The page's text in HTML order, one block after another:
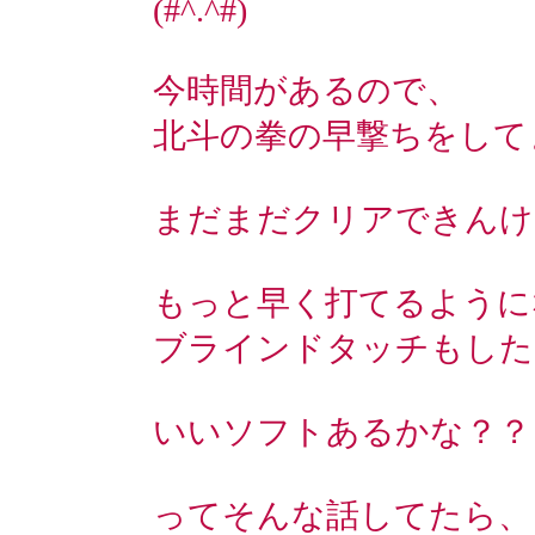
(#^.^#)
今時間があるので、
北斗の拳の早撃ちをし
まだまだクリアできん
もっと早く打てるよう
ブラインドタッチもし
いいソフトあるかな？？
ってそんな話してたら、